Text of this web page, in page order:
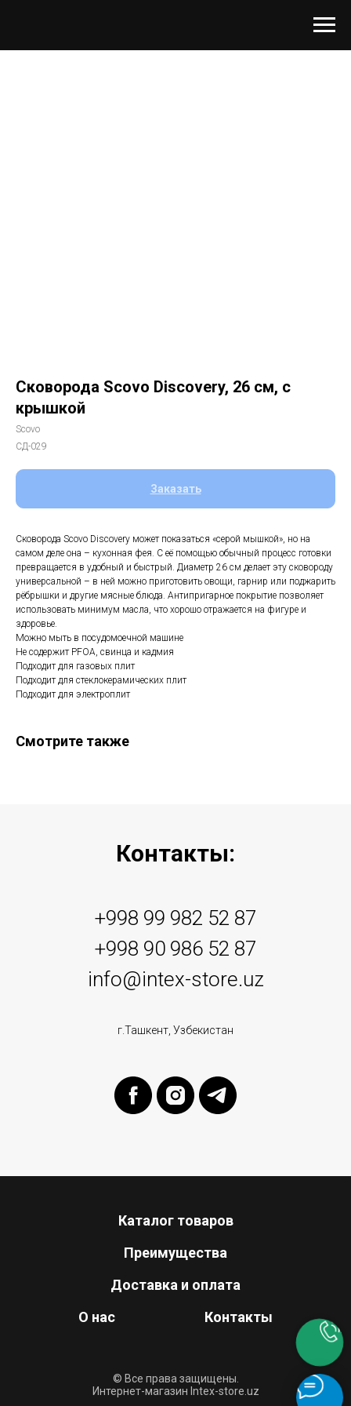
Сковорода Scovo Discovery, 26 см, с
крышкой
Scovo
СД-029
Заказать
Сковорода Scovo Discovery может показаться «серой мышкой», но на
самом деле она – кухонная фея. С её помощью обычный процесс готовки
превращается в удобный и быстрый. Диаметр 26 см делает эту сковороду
универсальной – в ней можно приготовить овощи, гарнир или поджарить
рёбрышки и другие мясные блюда. Антипригарное покрытие позволяет
использовать минимум масла, что хорошо отражается на фигуре и
здоровье.
Можно мыть в посудомоечной машине
Не содержит PFOA, свинца и кадмия
Подходит для газовых плит
Подходит для стеклокерамических плит
Подходит для электроплит
Смотрите также
Контакты:
+998 99 982 52 87
+998 90 986 52 87
info@intex-store.uz
г.Ташкент, Узбекистан
Каталог товаров
Преимущества
Доставка и оплата
О нас
Контакты
© Все права защищены.
Интернет-магазин Intex-store.uz